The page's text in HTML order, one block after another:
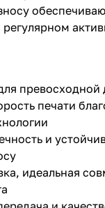
превосходной
печати
и
идеальная